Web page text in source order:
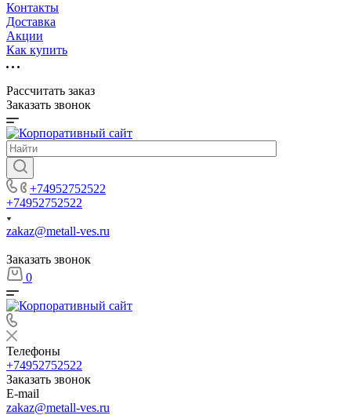
Контакты
Доставка
Акции
Как купить
Рассчитать заказ
Заказать звонок
+74952752522
+74952752522
zakaz@metall-ves.ru
Заказать звонок
0
Телефоны
+74952752522
Заказать звонок
E-mail
zakaz@metall-ves.ru